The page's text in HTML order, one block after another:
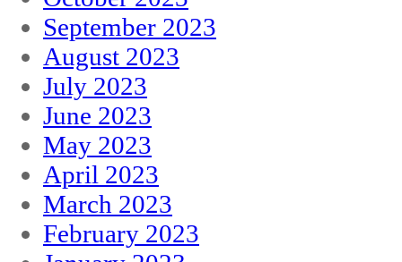
September 2023
August 2023
July 2023
June 2023
May 2023
April 2023
March 2023
February 2023